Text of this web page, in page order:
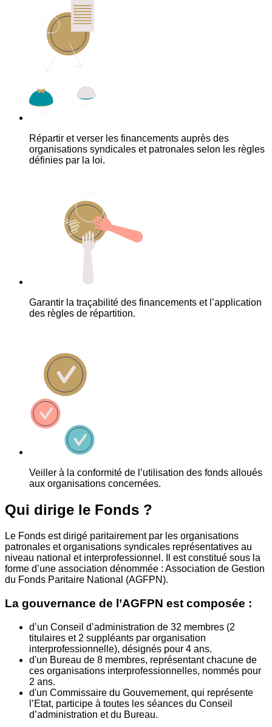
Répartir et verser les financements auprès des
organisations syndicales et patronales selon les règles
définies par la loi.
Garantir la traçabilité des financements et l’application
des règles de répartition.
Veiller à la conformité de l’utilisation des fonds alloués
aux organisations concernées.
Qui dirige le Fonds ?
Le Fonds est dirigé paritairement par les organisations
patronales et organisations syndicales représentatives au
niveau national et interprofessionnel. Il est constitué sous la
forme d’une association dénommée : Association de Gestion
du Fonds Paritaire National (AGFPN).
La gouvernance de l’AGFPN est composée :
d’un Conseil d’administration de 32 membres (2
titulaires et 2 suppléants par organisation
interprofessionnelle), désignés pour 4 ans.
d'un Bureau de 8 membres, représentant chacune de
ces organisations interprofessionnelles, nommés pour
2 ans.
d'un Commissaire du Gouvernement, qui représente
l’Etat, participe à toutes les séances du Conseil
d’administration et du Bureau.